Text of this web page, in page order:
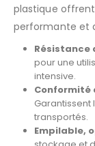
plastique
performante et
Résistance
pour une
intensive.
Conformité
Garantissent
transportés.
Empilable,